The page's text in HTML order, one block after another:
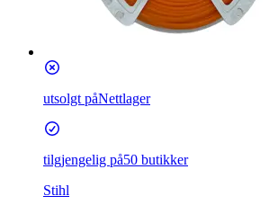
utsolgt påNettlager
tilgjengelig på50 butikker
Stihl